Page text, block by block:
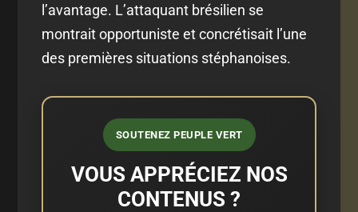
l’avantage. L’attaquant brésilien se
montrait opportuniste et concrétisait l’une
des premières situations stéphanoises.
SOUTENEZ PEUPLE VERT
VOUS APPRÉCIEZ NOS
CONTENUS ?